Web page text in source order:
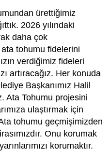
ürettiğimiz
2026 yılındaki
daha çok
tohumu fidelerini
verdiğimiz fideleri
artıracağız. Her konuda
Başkanımız Halil
Ata Tohumu projesini
ulaştırmak için
tohumu geçmişimizden
Onu korumak
korumaktır.